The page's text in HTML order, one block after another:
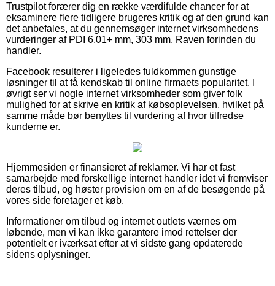
Trustpilot forærer dig en række værdifulde chancer for at
eksaminere flere tidligere brugeres kritik og af den grund kan
det anbefales, at du gennemsøger internet virksomhedens
vurderinger af PDI 6,01+ mm, 303 mm, Raven forinden du
handler.
Facebook resulterer i ligeledes fuldkommen gunstige
løsninger til at få kendskab til online firmaets popularitet. I
øvrigt ser vi nogle internet virksomheder som giver folk
mulighed for at skrive en kritik af købsoplevelsen, hvilket på
samme måde bør benyttes til vurdering af hvor tilfredse
kunderne er.
Hjemmesiden er finansieret af reklamer. Vi har et fast
samarbejde med forskellige internet handler idet vi fremviser
deres tilbud, og høster provision om en af de besøgende på
vores side foretager et køb.
Informationer om tilbud og internet outlets værnes om
løbende, men vi kan ikke garantere imod rettelser der
potentielt er iværksat efter at vi sidste gang opdaterede
sidens oplysninger.